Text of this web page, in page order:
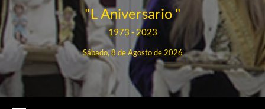
"L Aniversario "
1973 - 2023
Sábado, 8 de Agosto de 2026